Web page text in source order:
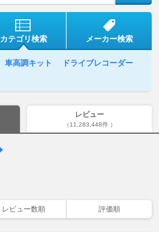
カテゴリ検索 メーカー検索
車高調キット
ドライブレコーダー
レビュー
（11,283,448件 ）
レビュー数順 評価順